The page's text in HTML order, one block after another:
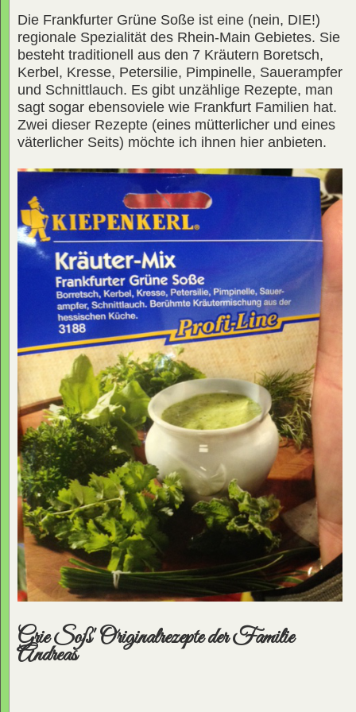
Die Frankfurter Grüne Soße ist eine (nein, DIE!)
regionale Spezialität des Rhein-Main Gebietes. Sie
besteht traditionell aus den 7 Kräutern Boretsch,
Kerbel, Kresse, Petersilie, Pimpinelle, Sauerampfer
und Schnittlauch. Es gibt unzählige Rezepte, man
sagt sogar ebensoviele wie Frankfurt Familien hat.
Zwei dieser Rezepte (eines mütterlicher und eines
väterlicher Seits) möchte ich ihnen hier anbieten.
Grie Soß' Originalrezepte der Familie
Andreas